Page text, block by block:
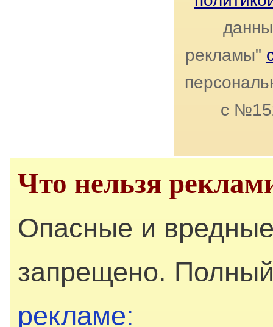
рекламы"
с
Что нельзя
Опасные и
запрещено.
рекламе: